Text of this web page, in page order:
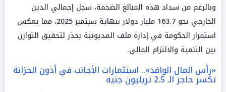
وبالرغم من سداد هذه المبالغ الضخمة، سجل إجمالي الدين
الخارجي نحو 163.7 مليار دولار بنهاية سبتمبر 2025، مما يعكس
استمرار الحكومة في إدارة ملف المديونية بحذر لتحقيق التوازن
بين التنمية والالتزام المالي.
«رأس المال الوافد».. استثمارات الأجانب في أذون الخزانة
تكسر حاجز الـ 2.5 تريليون جنيه